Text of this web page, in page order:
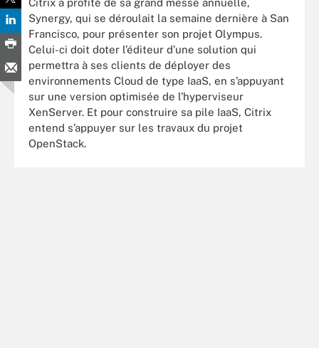
Synergy, qui se déroulait la semaine dernière à San
Francisco, pour présenter son projet Olympus.
Celui-ci doit doter l’éditeur d’une solution qui
permettra à ses clients de déployer des
environnements Cloud de type IaaS, en s’appuyant
sur une version optimisée de l’hyperviseur
XenServer. Et pour construire sa pile IaaS, Citrix
entend s’appuyer sur les travaux du projet
OpenStack.